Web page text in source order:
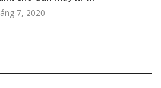
7, 2020